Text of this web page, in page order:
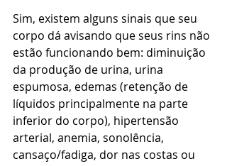
Sim, existem alguns sinais que seu
corpo dá avisando que seus rins não
estão funcionando bem: diminuição
da produção de urina, urina
espumosa, edemas (retenção de
líquidos principalmente na parte
inferior do corpo), hipertensão
arterial, anemia, sonolência,
cansaço/fadiga, dor nas costas ou